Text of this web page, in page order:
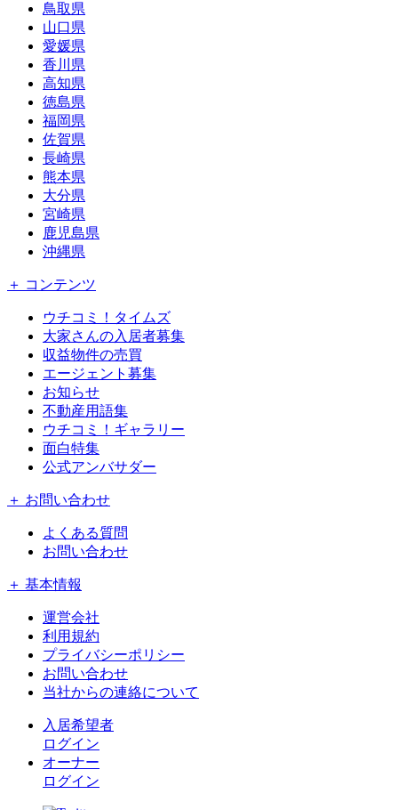
鳥取県
山口県
愛媛県
香川県
高知県
徳島県
福岡県
佐賀県
長崎県
熊本県
大分県
宮崎県
鹿児島県
沖縄県
＋ コンテンツ
ウチコミ！タイムズ
大家さんの入居者募集
収益物件の売買
エージェント募集
お知らせ
不動産用語集
ウチコミ！ギャラリー
面白特集
公式アンバサダー
＋ お問い合わせ
よくある質問
お問い合わせ
＋ 基本情報
運営会社
利用規約
プライバシーポリシー
お問い合わせ
当社からの連絡について
入居希望者
ログイン
オーナー
ログイン